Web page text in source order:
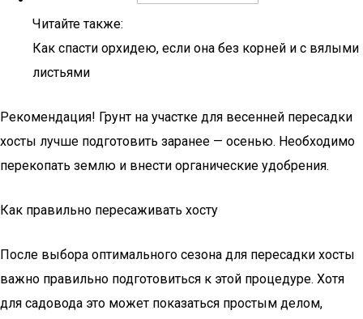
Читайте также:
Как спасти орхидею, если она без корней и с вялыми
листьями
Рекомендация! Грунт на участке для весенней пересадки
хосты лучше подготовить заранее — осенью. Необходимо
перекопать землю и внести органические удобрения.
Как правильно пересаживать хосту
После выбора оптимального сезона для пересадки хосты
важно правильно подготовиться к этой процедуре. Хотя
для садовода это может показаться простым делом,